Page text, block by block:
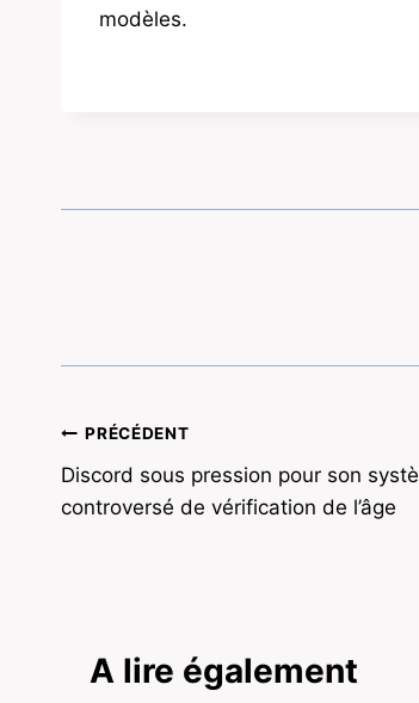
modèles.
Navigation
de
PRÉCÉDENT
Discord sous pression pour son
controversé de vérification de l’âge
A lire également